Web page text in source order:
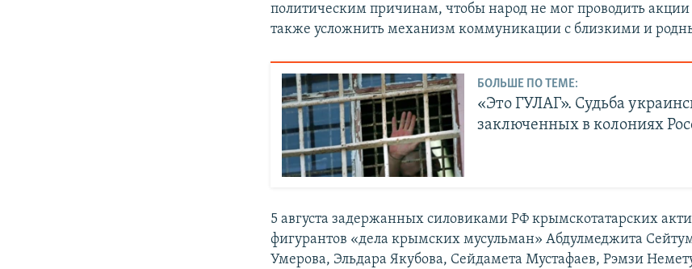
политическим причинам, чтобы народ не мог проводить акции
также усложнить механизм коммуникации с близкими и
БОЛЬШЕ ПО ТЕМЕ:
«Это ГУЛАГ». Судьба
заключенных в колониях
5 августа задержанных силовиками РФ крымскотатарских
фигурантов «дела крымских мусульман» Абдулмеджита
Умерова, Эльдара Якубова, Сейдамета Мустафаев, Рэмзи